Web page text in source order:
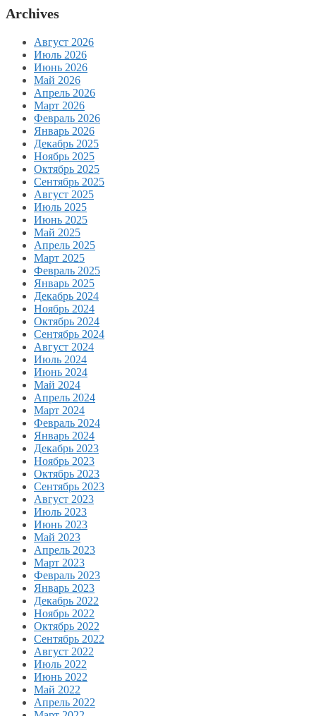
Archives
Август 2026
Июль 2026
Июнь 2026
Май 2026
Апрель 2026
Март 2026
Февраль 2026
Январь 2026
Декабрь 2025
Ноябрь 2025
Октябрь 2025
Сентябрь 2025
Август 2025
Июль 2025
Июнь 2025
Май 2025
Апрель 2025
Март 2025
Февраль 2025
Январь 2025
Декабрь 2024
Ноябрь 2024
Октябрь 2024
Сентябрь 2024
Август 2024
Июль 2024
Июнь 2024
Май 2024
Апрель 2024
Март 2024
Февраль 2024
Январь 2024
Декабрь 2023
Ноябрь 2023
Октябрь 2023
Сентябрь 2023
Август 2023
Июль 2023
Июнь 2023
Май 2023
Апрель 2023
Март 2023
Февраль 2023
Январь 2023
Декабрь 2022
Ноябрь 2022
Октябрь 2022
Сентябрь 2022
Август 2022
Июль 2022
Июнь 2022
Май 2022
Апрель 2022